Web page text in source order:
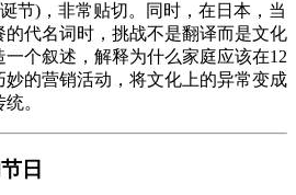
诞节)，非常贴切。同时，在日本，当
代名词时，挑战不是翻译而是文化
个叙述，解释为什么家庭应该在12
的营销活动，将文化上的异常变成
。
日